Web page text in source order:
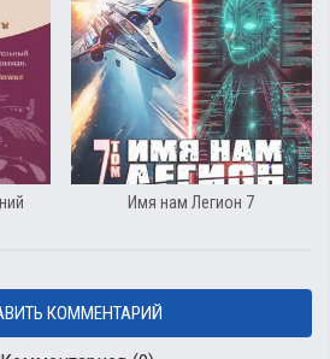
Имя нам Легион 7
КОММЕНТАРИЙ